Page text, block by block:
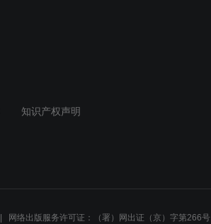
知识产权声明
网络出版服务许可证：（署）网出证（京）字第266号